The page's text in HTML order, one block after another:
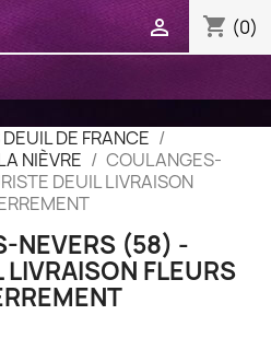
shopping_cart (0)

DE FRANCE
NIÈVRE
COULANGES-
DEUIL LIVRAISON
NEVERS (58) -
LIVRAISON FLEURS